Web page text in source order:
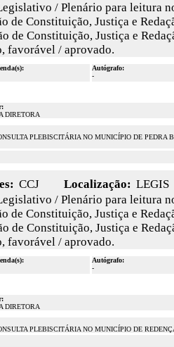
/ Plenário para leitura
de Constituição, Justiça e
de Constituição, Justiça e
favorável / aprovado.
Autógrafo:
-
DIRETORA
PLEBISCITÁRIA NO MUNICÍPIO DE
CCJ Localização: LEGIS
/ Plenário para leitura
de Constituição, Justiça e
de Constituição, Justiça e
favorável / aprovado.
Autógrafo:
-
DIRETORA
PLEBISCITÁRIA NO MUNICÍPIO DE